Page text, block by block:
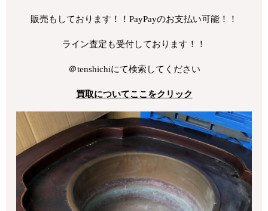
販売もしております！！PayPayのお支払い可能！！
ライン査定も受付しております！！
＠tenshichiにて検索してください
買取についてここをクリック